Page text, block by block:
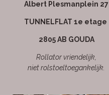
Albert Plesmanplein 27
TUNNELFLAT 1e etage
2805 AB GOUDA
Rollator vriendelijk,
niet rolstoeltoegankelijk.